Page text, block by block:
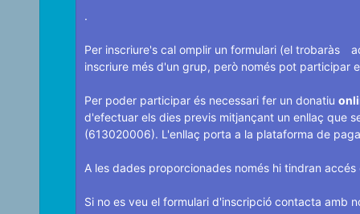
.
Per inscriure's cal omplir un formulari (el trobaràs
inscriure més d'un grup, però només pot participar
Per poder participar és necessari fer un donatiu
d'efectuar els dies previs mitjançant un enllaç que
(613020006). L'enllaç porta a la plataforma de
A les dades proporcionades només hi tindran
Si no es veu el formulari d'inscripció contacta amb